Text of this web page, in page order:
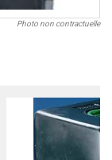
Photo non contractuelle